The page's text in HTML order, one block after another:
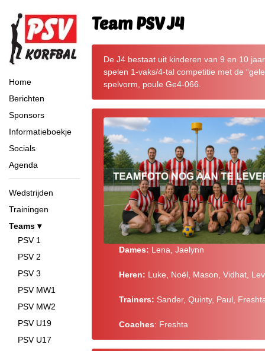
Home
Berichten
Sponsors
Informatieboekje
Socials
Agenda
Wedstrijden
Trainingen
Teams
PSV 1
PSV 2
PSV 3
PSV MW1
PSV MW2
PSV U19
PSV U17
Team PSV J4
De J4 bestaat uit kinderen van 9 en 10
spelen 1-vaks/4-tal competitie met de
spelvorm, poule Ge4-066.
Dames: Lena, Jaelynn
Heren: Luke, Noël, Mason, Vidhat, Lev
Trainers: Sander, Quinty, Paul,
Coaches: Freshta